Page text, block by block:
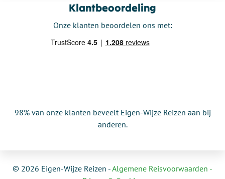
Klantbeoordeling
Onze klanten beoordelen ons met:
98% van onze klanten beveelt Eigen-Wijze Reizen aan bij
anderen.
© 2026 Eigen-Wijze Reizen -Algemene Reisvoorwaarden -